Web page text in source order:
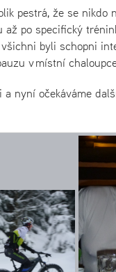
pestrá, že se
až po specifický
byli schopni
v místní
a nyní očekáváme